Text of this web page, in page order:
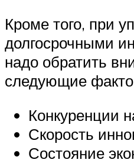
Кроме того, при
долгосрочными
надо обратить
следующие
Конкуренции
Скорость
Состояние